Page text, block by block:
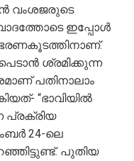
വംശജരുടെ
ഇപ്പോൾ
ഭരണകൂടത്തിനാണ്.
ശ്രമിക്കുന്ന
പതിനാലാം
“ഭാവിയിൽ
പ്രക്രിയ
24-ലെ
പുതിയ